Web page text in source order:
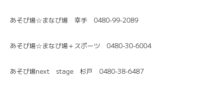
あそび場☆まなび場 幸手 0480-99-2089
あそび場☆まなび場＋スポーツ 0480-30-6004
あそび場next stage 杉戸 0480-38-6487